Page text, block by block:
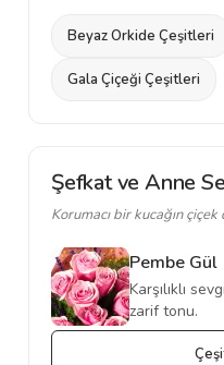
Beyaz Orkide Çeşitleri
Gala Çiçeği Çeşitleri
Şefkat ve Anne
Korumacı bir kucağın
Pembe Gül
Karşılıklı
zarif tonu.